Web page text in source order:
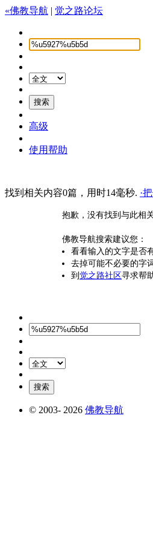
«佛教导航 | 觉之路论坛
高级
使用帮助
找到相关内容0篇，用时14毫秒. ·
抱歉，没有找到与此相
佛教导航搜索建议您：
看看输入的文字是否
去掉可能不必要的字
到 觉之路社区寻求帮
© 2003- 2026 佛教导航